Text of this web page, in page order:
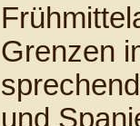
Grenzen
und